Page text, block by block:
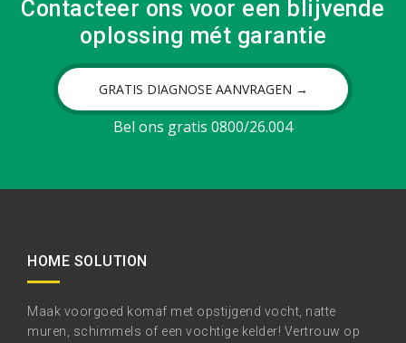
Contacteer ons voor een blijvende
oplossing mét garantie
GRATIS DIAGNOSE AANVRAGEN →
Bel ons gratis 0800/26.004
HOME SOLUTION
Maak voorgoed komaf met opstijgend vocht, natte
muren, schimmels of een vochtige kelder! Vertrouw op